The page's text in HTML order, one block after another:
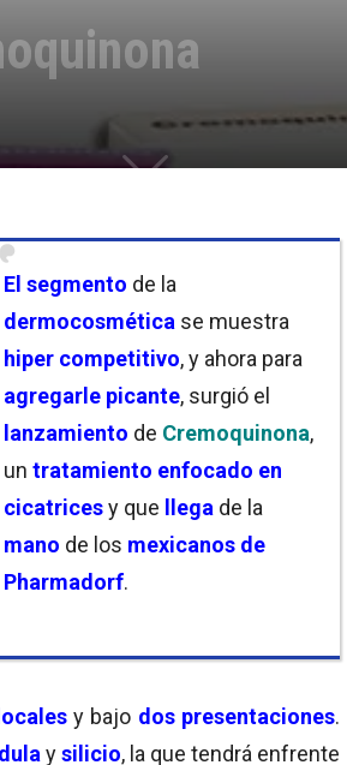
El segmento de la
dermocosmética se muestra
hiper competitivo, y ahora para
agregarle picante, surgió el
lanzamiento de Cremoquinona,
un tratamiento enfocado en
cicatricesy que llega de la
mano de los mexicanos de
Pharmadorf.
y bajo dos presentaciones.
ysilicio, la que tendrá enfrente